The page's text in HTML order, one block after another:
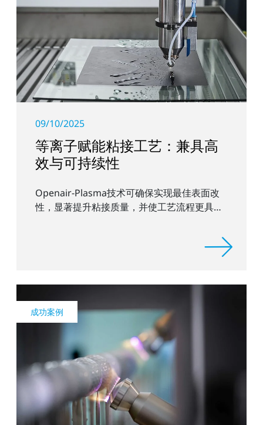
09/10/2025
等离子赋能粘接工艺：兼具高
效与可持续性
Openair-Plasma技术可确保实现最佳表面改
性，显著提升粘接质量，并使工艺流程更具可
成功案例